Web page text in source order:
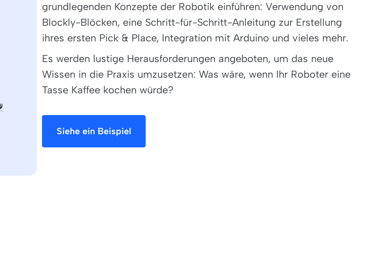
grundlegenden Konzepte der Robotik einführen: Verwendung von
Blockly-Blöcken, eine Schritt-für-Schritt-Anleitung zur Erstellung
ihres ersten Pick & Place, Integration mit Arduino und vieles mehr.
Es werden lustige Herausforderungen angeboten, um das neue
Wissen in die Praxis umzusetzen: Was wäre, wenn Ihr Roboter eine
Tasse Kaffee kochen würde?
Siehe ein Beispiel